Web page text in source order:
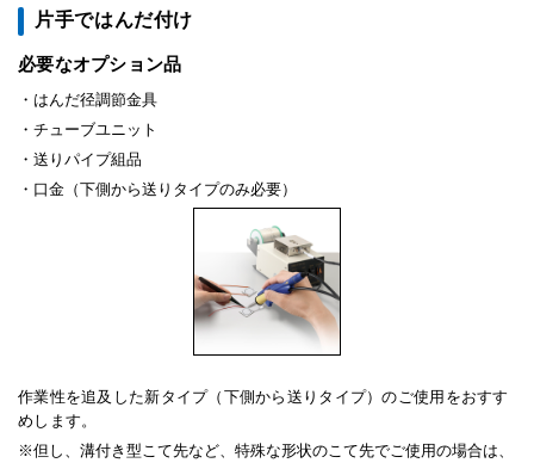
片手ではんだ付け
必要なオプション品
はんだ径調節金具
チューブユニット
送りパイプ組品
口金（下側から送りタイプのみ必要）
作業性を追及した新タイプ（下側から送りタイプ）のご使用をおすす
めします。
但し、溝付き型こて先など、特殊な形状のこて先でご使用の場合は、